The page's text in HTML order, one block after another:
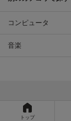
コンピュータ
音楽
トップ